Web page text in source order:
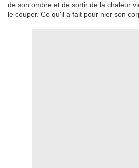
de son ombre et de sortir de la chaleur
le couper. Ce qu'il a fait pour nier son